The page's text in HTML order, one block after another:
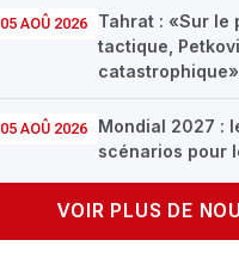
05 AOÛ 2026
Tahrat : «Sur le
tactique,
catastrophique»
05 AOÛ 2026
Mondial 2027 :
scénarios pour
VOIR PLUS DE